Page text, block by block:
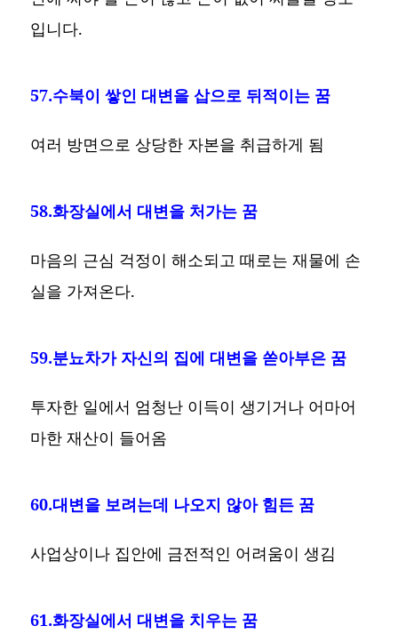
입니다.
57.수북이 쌓인 대변을 삽으로 뒤적이는 꿈
여러 방면으로 상당한 자본을 취급하게 됨
58.화장실에서 대변을 처가는 꿈
마음의 근심 걱정이 해소되고 때로는 재물에 손
실을 가져온다.
59.분뇨차가 자신의 집에 대변을 쏟아부은 꿈
투자한 일에서 엄청난 이득이 생기거나 어마어
마한 재산이 들어옴
60.대변을 보려는데 나오지 않아 힘든 꿈
사업상이나 집안에 금전적인 어려움이 생김
61.화장실에서 대변을 치우는 꿈